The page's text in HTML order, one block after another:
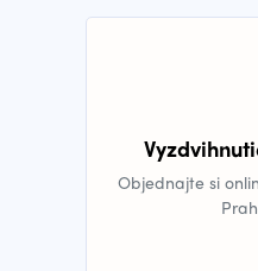
Objednajte si